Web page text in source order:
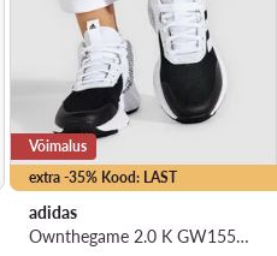
extra -35% Kood: LAST
Võimalus
adidas
Ownthegame 2.0 K GW1552 · Korvpallijalatsid